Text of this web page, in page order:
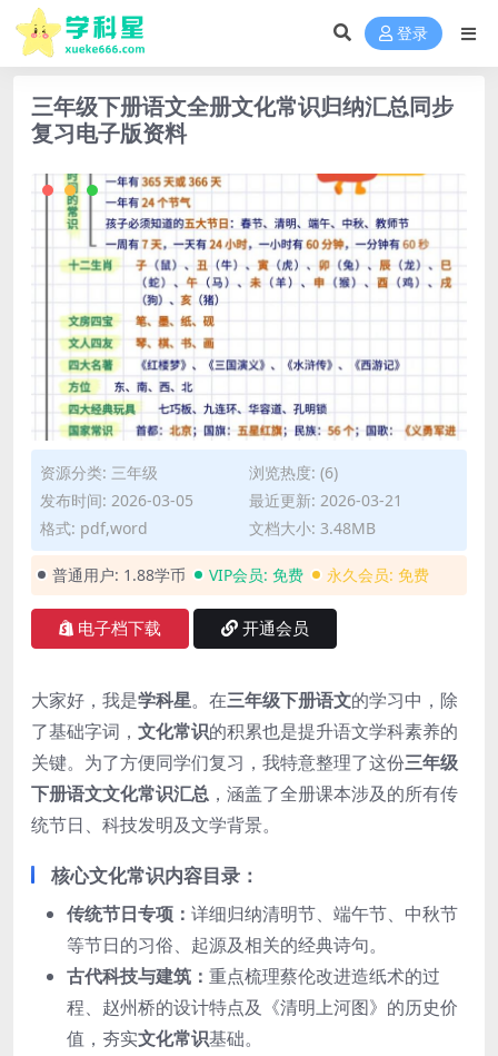
登录
三年级下册语文全册文化常识归纳汇总同步
复习电子版资料
资源分类: 三年级
浏览热度: (6)
发布时间: 2026-03-05
最近更新: 2026-03-21
格式: pdf,word
文档大小: 3.48MB
普通用户: 1.88学币 VIP会员: 免费 永久会员: 免费
电子档下载 开通会员
大家好，我是学科星。在三年级下册语文的学习中，除
了基础字词， 文化常识的积累也是提升语文学科素养的
关键。为了方便同学们复习，我特意整理了这份三年级
下册语文文化常识汇总 ，涵盖了全册课本涉及的所有传
统节日、科技发明及文学背景。
核心文化常识内容目录：
传统节日专项： 详细归纳清明节、端午节、中秋节
等节日的习俗、起源及相关的经典诗句。
古代科技与建筑： 重点梳理蔡伦改进造纸术的过
程、赵州桥的设计特点及《清明上河图》的历史价
值，夯实文化常识基础。